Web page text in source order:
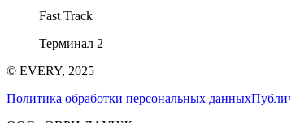
Fast Track
Терминал 2
© EVERY, 2025
Политика обработки персональных данных